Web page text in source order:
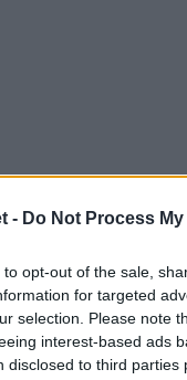
- Do Not Process
to opt-out of the sale,
for targeted
selection. Please note
interest-based ads
disclosed to third
na logo
od startu
této slavné akce.